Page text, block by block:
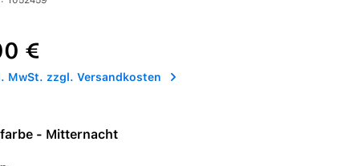
€
MwSt. zzgl. Versandkosten
Armbandfarbe - Mitternacht